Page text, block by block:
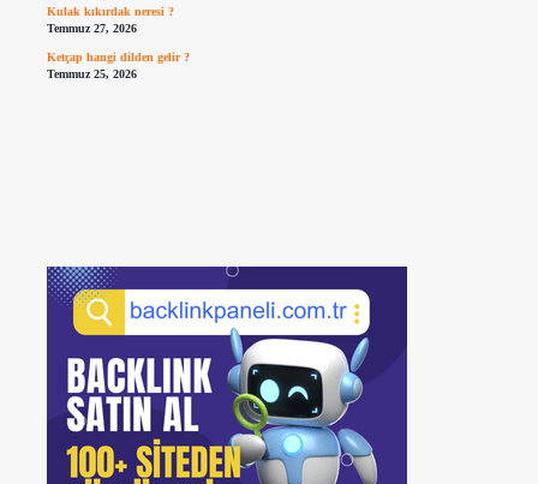
Kulak kıkırdak neresi ?
Temmuz 27, 2026
Ketçap hangi dilden gelir ?
Temmuz 25, 2026